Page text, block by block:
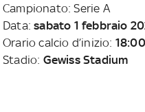
Campionato: Serie A
Data:sabato 1 febbraio
Orario calcio d’inizio: 18:00
Stadio: Gewiss Stadium